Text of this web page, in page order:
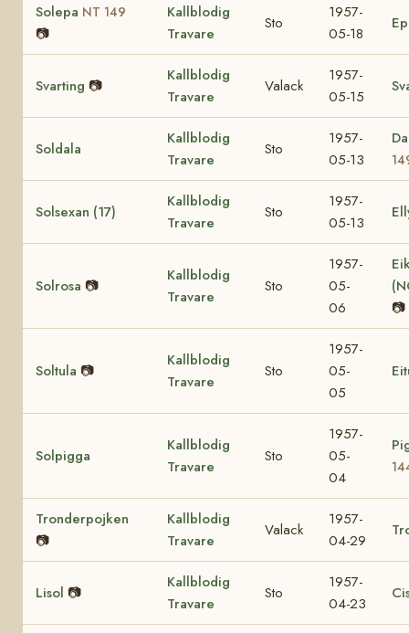
Solepa NT 149
📷
Kallblodig
Travare
Sto
1957-
05-18
Svarting 📷
Kallblodig
Travare
Valack
1957-
05-15
Soldala
Kallblodig
Travare
Sto
1957-
05-13
Solsexan (17)
Kallblodig
Travare
Sto
1957-
05-13
Solrosa 📷
Kallblodig
Travare
Sto
1957-
05-
06
📷
Soltula 📷
Kallblodig
Travare
Sto
1957-
05-
05
Solpigga
Kallblodig
Travare
Sto
1957-
05-
04
Tronderpojken
📷
Kallblodig
Travare
Valack
1957-
04-29
Lisol 📷
Kallblodig
Travare
Sto
1957-
04-23